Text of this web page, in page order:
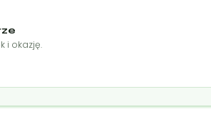
i okazję.